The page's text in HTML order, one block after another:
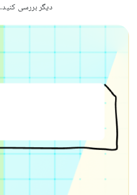
دیگر بررسی کنید.